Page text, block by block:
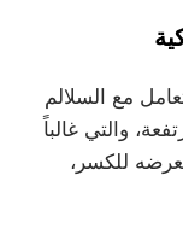
مع السلالم
والتي غالباً
للكسر،